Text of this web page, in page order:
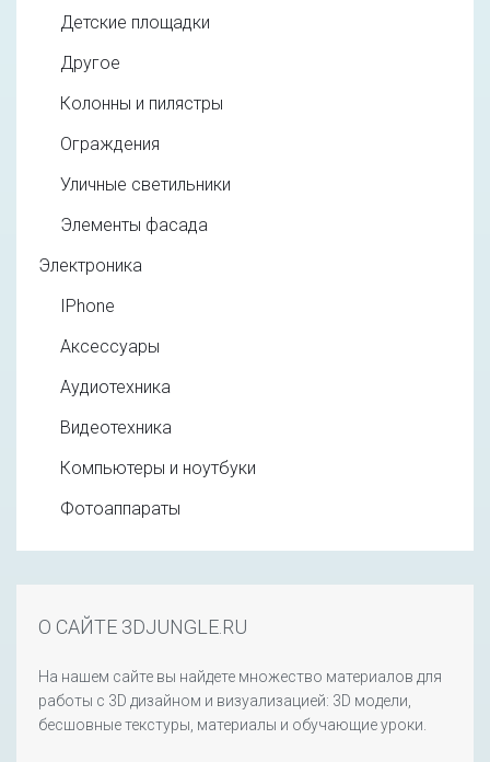
Детские площадки
Другое
Колонны и пилястры
Ограждения
Уличные светильники
Элементы фасада
Электроника
IPhone
Аксессуары
Аудиотехника
Видеотехника
Компьютеры и ноутбуки
Фотоаппараты
О САЙТЕ 3DJUNGLE.RU
На нашем сайте вы найдете множество материалов для
работы с 3D дизайном и визуализацией: 3D модели,
бесшовные текстуры, материалы и обучающие уроки.